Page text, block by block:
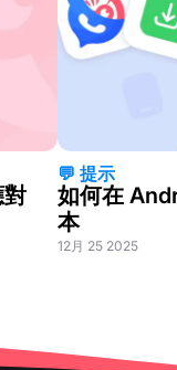
💬 提示
如何在
本
12月 25 2025